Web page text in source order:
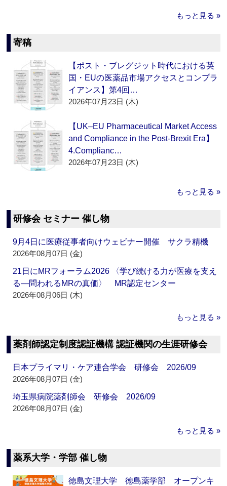
もっと見る »
寄稿
【ポスト・ブレグジット時代における英
国・EUの医薬品市場アクセスとコンプラ
イアンス】第4回…
2026年07月23日 (木)
【UK–EU Pharmaceutical Market Access
and Compliance in the Post-Brexit Era】
4.Complianc…
2026年07月23日 (木)
もっと見る »
研修会 セミナー 催し物
9月4日に医療従事者向けウェビナー開催 サクラ精機
2026年08月07日 (金)
21日にMRフォーラム2026 〈学び続ける力が医療を支え
る―問われるMRの真価〉 MR認定センター
2026年08月06日 (木)
もっと見る »
薬剤師認定制度認証機構 認証機関の生涯研修会
日本プライマリ・ケア連合学会 研修会 2026/09
2026年08月07日 (金)
埼玉県病院薬剤師会 研修会 2026/09
2026年08月07日 (金)
もっと見る »
薬系大学・学部 催し物
徳島文理大学 徳島薬学部 オープンキ